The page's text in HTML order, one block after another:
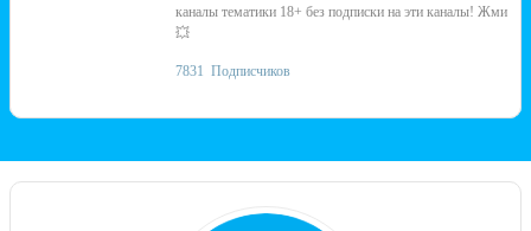
каналы тематики 18+ без подписки на эти каналы! Жми
💥
7831 Подписчиков